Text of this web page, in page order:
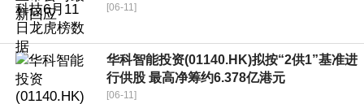
[06-11]
华科智能投资(01140.HK)拟按“2供1”基准进
行供股 最高净筹约6.378亿港元
[06-11]